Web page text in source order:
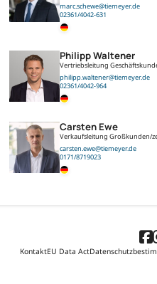
marc.schewe@tiemeyer.de
02361/4042-631
Philipp Waltener
Vertriebsleitung
philipp.waltener@tiemeyer.de
02361/4042-964
Carsten Ewe
Verkaufsleitung Großkunden/
carsten.ewe@tiemeyer.de
0171/8719023
KontaktEU Data Act